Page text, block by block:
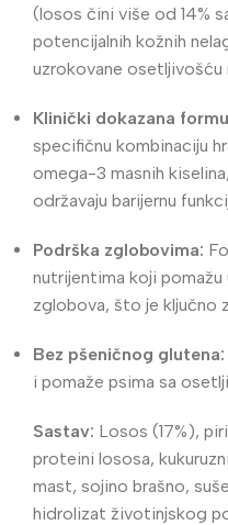
(losos čini više od 14%
potencijalnih kožnih
uzrokovane osetljivošću
Klinički dokazana
specifičnu kombinaciju
omega-3 masnih
održavaju barijernu
Podrška zglobovima:
nutrijentima koji pomažu
zglobova, što je ključno
Bez pšeničnog glutena:
i pomaže psima sa
Sastav: Losos (17%),
proteini lososa,
mast, sojino brašno,
hidrolizat životinjskog